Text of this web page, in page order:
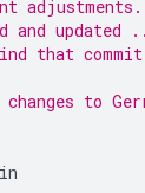
and
that
changes to